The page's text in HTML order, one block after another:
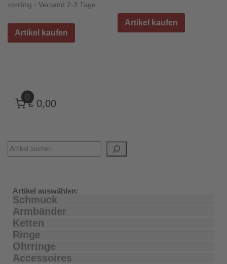
vorrätig - Versand 2-3 Tage
Artikel kaufen
Artikel kaufen
0
€ 0,00
Artikel auswählen:
Schmuck
Armbänder
Ketten
Ringe
Ohrringe
Accessoires